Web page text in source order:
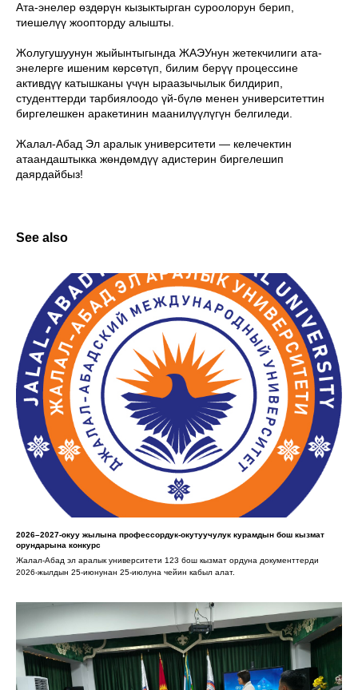
Ата-энелер өздөрүн кызыктырган суроолорун берип,
тиешелүү жоопторду алышты.
Жолугушуунун жыйынтыгында ЖАЭУнун жетекчилиги ата-
энелерге ишеним көрсөтүп, билим берүү процессине
активдүү катышканы үчүн ыраазычылык билдирип,
студенттерди тарбиялоодо үй-бүлө менен университеттин
биргелешкен аракетинин маанилүүлүгүн белгиледи.
Жалал-Абад Эл аралык университети — келечектин
атаандаштыкка жөндөмдүү адистерин биргелешип
даярдайбыз!
See also
2026–2027-окуу жылына профессордук-окутуучулук курамдын бош кызмат
орундарына конкурс
Жалал-Абад эл аралык университети 123 бош кызмат ордуна документтерди
2026-жылдын 25-июнунан 25-июлуна чейин кабыл алат.